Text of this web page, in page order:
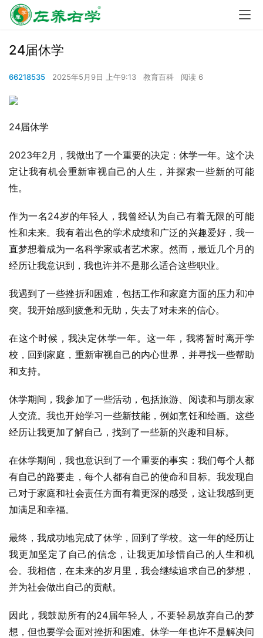
24届休学
66218535 2025年5月9日 上午9:13 教育百科 阅读 6
24届休学
2023年2月，我做出了一个重要的决定：休学一年。这个决
定让我有机会重新审视自己的人生，并探索一些新的可能
性。
作为一名24岁的年轻人，我曾经认为自己有着无限的可能
性和未来。我有着出色的学术成绩和广泛的兴趣爱好，我一
直梦想着成为一名科学家或者艺术家。然而，最近几个月的
经历让我意识到，我也许并不是那么适合这些职业。
我遇到了一些挫折和困难，包括工作和家庭方面的压力和冲
突。我开始感到疲惫和无助，失去了对未来的信心。
在这个时候，我决定休学一年。这一年，我将暂时离开学
校，回到家庭，重新审视自己的内心世界，并寻找一些帮助
和支持。
休学期间，我参加了一些活动，包括旅游、阅读和与朋友家
人交流。我也开始学习一些新技能，例如烹饪和绘画。这些
经历让我更加了解自己，找到了一些新的兴趣和目标。
在休学期间，我也意识到了一个重要的事实：我们每个人都
有自己的路要走，每个人都有自己的使命和目标。我发现自
己对于家庭和社会责任方面有着更深的感受，这让我感到更
加满足和幸福。
最终，我成功地完成了休学，回到了学校。这一年的经历让
我更加坚定了自己的信念，让我更加珍惜自己的人生和机
会。我相信，在未来的岁月里，我会继续追求自己的梦想，
并为社会做出自己的贡献。
因此，我鼓励所有的24届年轻人，不要轻易放弃自己的梦
想，但也要学会面对挫折和困难。休学一年也许不是解决问